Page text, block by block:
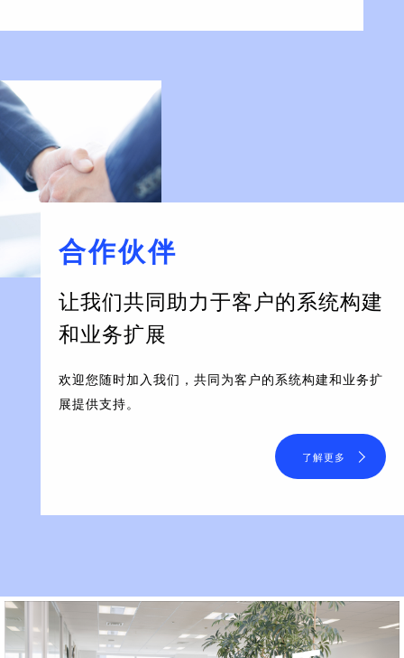
合作伙伴
让我们共同助力于客户的系统构建
和业务扩展
欢迎您随时加入我们，共同为客户的系统构建和业务扩
展提供支持。
了解更多